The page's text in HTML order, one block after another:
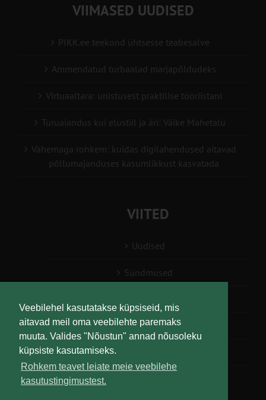
Veebilehel kasutatakse küpsiseid, mis
aitavad meil oma veebilehte paremaks
muuta. Valides "Nõustun" annad nõusoleku
küpsiste kasutamiseks.
Rohkem teavet leiate meie veebilehe
kasutustingimustest.
VIIMASED UUDISED
PIKK.ee teekond ühtsesse teabesalve
Ammendatud turbaalad marjapõldudeks
Virtuaaltara: unistusest praktilise tööriistani
Turuaiandus kui elustiil ja äri: Väike Mahetalu
Vähemaga rohkem: kuidas digilahendused aitavad
põllumajanduses kasumlikkust kasvatada
VIITED
Uudised
Sündmused
Teabesalv
Liitu uudiskirjaga